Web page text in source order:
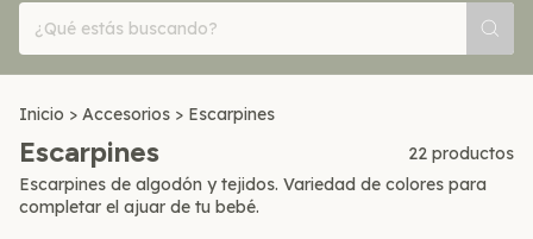
Inicio > Accesorios > Escarpines
Escarpines
22 productos
Escarpines de algodón y tejidos. Variedad de colores para
completar el ajuar de tu bebé.